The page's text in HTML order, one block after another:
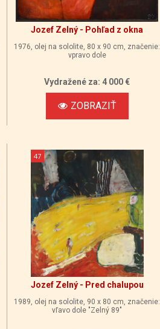
Jozef Zelný - Pohľad z okna
1976, olej na sololite, 80 x 90 cm, značenie:
vpravo dole
Vydražené za: 4 000 €
ZOBRAZIŤ
47
Jozef Zelný - Pred chalupou
1989, olej na sololite, 90 x 80 cm, značenie:
vľavo dole "Zelný 89"